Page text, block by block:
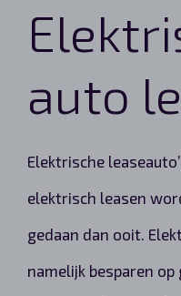
auto
Elektrische
elektrisch leasen
gedaan dan ooit.
namelijk besparen